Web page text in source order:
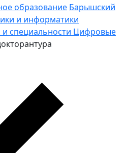
образование Барышский
и информатики
специальности Цифровые